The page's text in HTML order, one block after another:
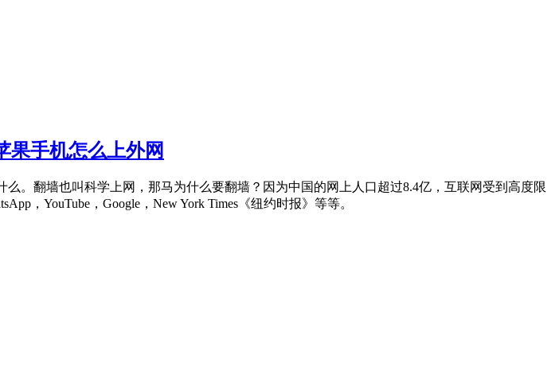
果手机怎么上外网
。翻墙也叫科学上网，那马为什么要翻墙？因为中国的网上人口超过8.4亿，互联网受到高度限
，YouTube，Google，New York Times《纽约时报》等等。